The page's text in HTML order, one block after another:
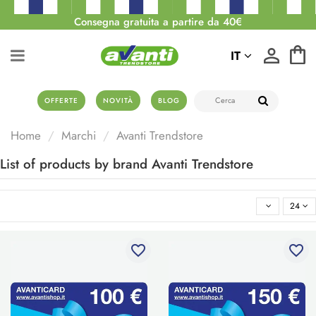
Consegna gratuita a partire da 40€
OFFERTE NOVITÀ BLOG
IT
Home Marchi Avanti Trendstore
List of products by brand Avanti Trendstore
24
favorite_border favorite_border